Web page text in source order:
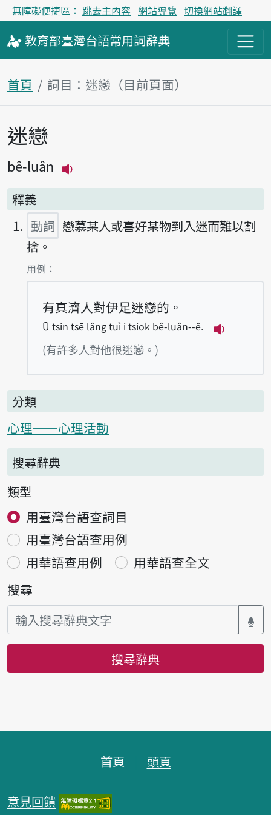
無障礙便捷區： 跳去主內容 網站導覽 切換網站翻譯
教育部臺灣台語常用詞辭典
首頁 詞目：迷戀（目前頁面）
主內容區塊
迷戀
bê-luân
釋義
動詞 戀慕某人或喜好某物到入迷而難以割
捨。
第1項釋義的
用例：
有真濟人對伊足迷戀的。
Ū tsin tsē lâng tuì i tsiok bê-luân--ê.
(有許多人對他很迷戀。)
分類
心理——心理活動
搜尋辭典
類型
用臺灣台語查詞目
用臺灣台語查用例
用華語查用例
用華語查全文
搜尋
搜尋辭典
首頁 頭頁
意見回饋